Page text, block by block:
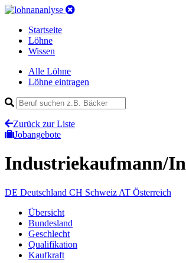
Startseite
Löhne
Wissen
Alle Löhne
Löhne eintragen
Zurück zur Liste
Jobangebote
Industriekaufmann/
DE Deutschland CH Schweiz AT Österreich
Übersicht
Bundesland
Geschlecht
Qualifikation
Kaufkraft